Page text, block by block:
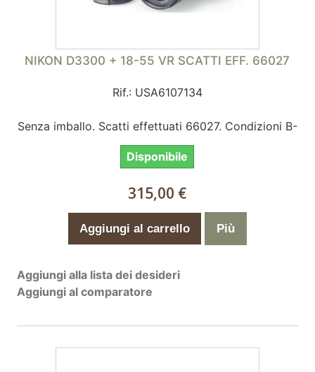
NIKON D3300 + 18-55 VR SCATTI EFF. 66027
Rif.: USA6107134
Senza imballo. Scatti effettuati 66027. Condizioni B-
Disponibile
315,00 €
Aggiungi al carrello Più
Aggiungi alla lista dei desideri
Aggiungi al comparatore